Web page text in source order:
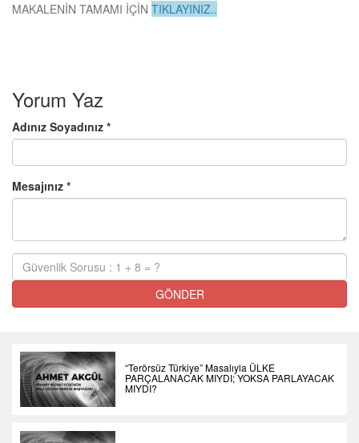
MAKALENİN TAMAMI İÇİN TIKLAYINIZ..
Yorum Yaz
Adınız Soyadınız *
Mesajınız *
GÖNDER
“Terörsüz Türkiye” Masalıyla ÜLKE
PARÇALANACAK MIYDI; YOKSA PARLAYACAK
MIYDI?